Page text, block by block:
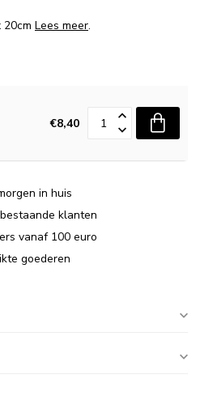
20cm Lees meer.
€8,40
in huis
klanten
vanaf 100 euro
goederen